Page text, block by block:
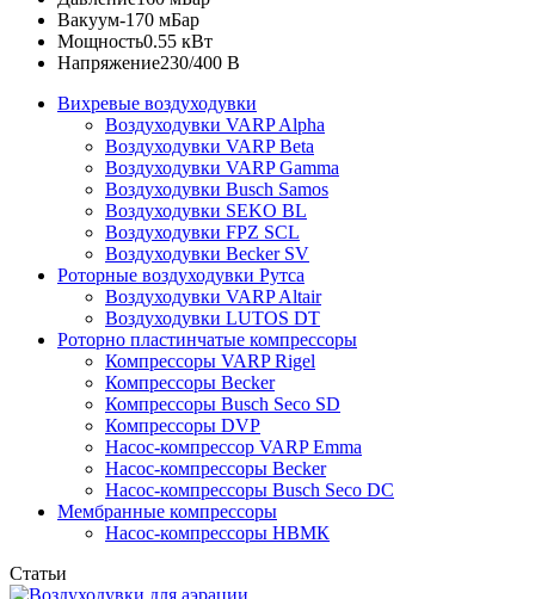
Вакуум-170 мБар
Мощность0.55 кВт
Напряжение230/400 В
Вихревые воздуходувки
Воздуходувки VARP Alpha
Воздуходувки VARP Beta
Воздуходувки VARP Gamma
Воздуходувки Busch Samos
Воздуходувки SEKO BL
Воздуходувки FPZ SCL
Воздуходувки Becker SV
Роторные воздуходувки Рутса
Воздуходувки VARP Altair
Воздуходувки LUTOS DT
Роторно пластинчатые компрессоры
Компрессоры VARP Rigel
Компрессоры Becker
Компрессоры Busch Seco SD
Компрессоры DVP
Насос-компрессор VARP Emma
Насос-компрессоры Becker
Насос-компрессоры Busch Seco DC
Мембранные компрессоры
Насос-компрессоры НВМК
Статьи